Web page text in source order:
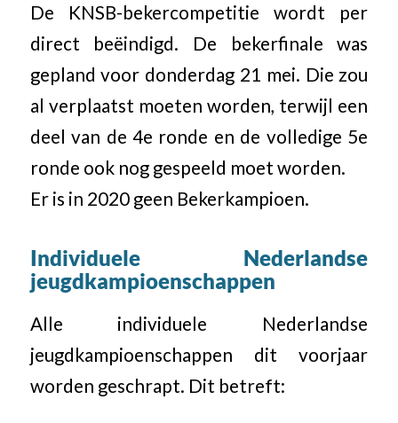
De KNSB-bekercompetitie wordt per
direct beëindigd. De bekerfinale was
gepland voor donderdag 21 mei. Die zou
al verplaatst moeten worden, terwijl een
deel van de 4e ronde en de volledige 5e
ronde ook nog gespeeld moet worden.
Er is in 2020 geen Bekerkampioen.
Individuele Nederlandse
jeugdkampioenschappen
Alle individuele Nederlandse
jeugdkampioenschappen dit voorjaar
worden geschrapt. Dit betreft: